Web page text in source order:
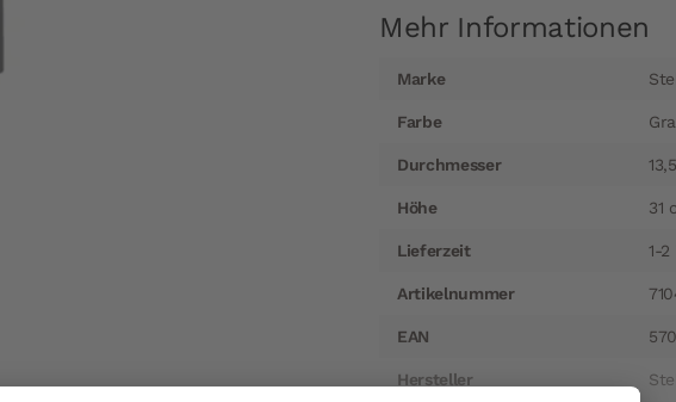
Mehr Informationen
Informationen
Marke
Farbe
Durchmesser
Höhe 31
Lieferzeit 1-2
Artikelnummer
EAN
Hersteller